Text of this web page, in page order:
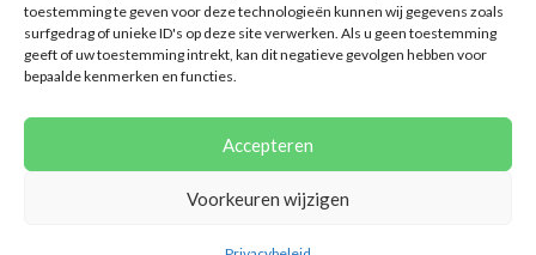
toestemming te geven voor deze technologieën kunnen wij gegevens zoals
surfgedrag of unieke ID's op deze site verwerken. Als u geen toestemming
geeft of uw toestemming intrekt, kan dit negatieve gevolgen hebben voor
bepaalde kenmerken en functies.
Accepteren
Voorkeuren wijzigen
Privacybeleid
Cookies